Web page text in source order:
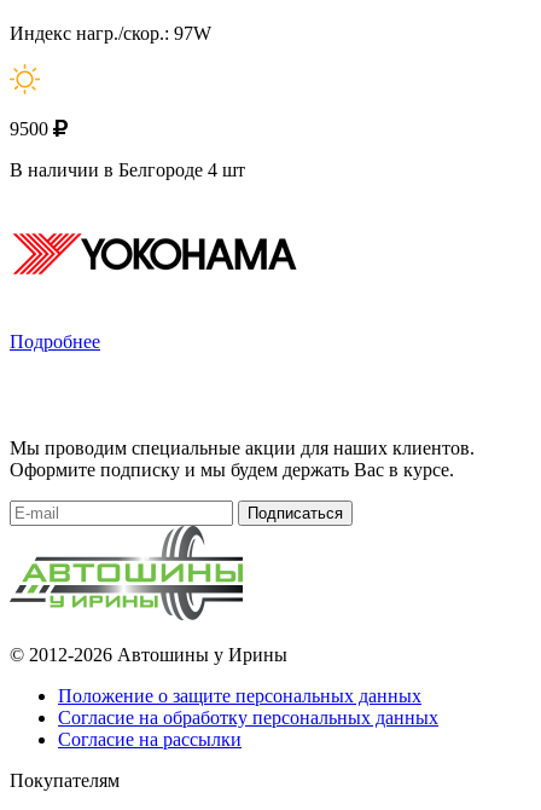
Индекс нагр./скор.: 97W
9500
В наличии в Белгороде 4 шт
Подробнее
Мы проводим специальные акции для наших клиентов.
Оформите подписку и мы будем держать Вас в курсе.
Подписаться
© 2012-2026 Автошины у Ирины
Положение о защите персональных данных
Согласие на обработку персональных данных
Согласие на рассылки
Покупателям